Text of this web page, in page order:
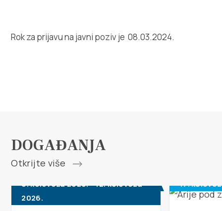
Rok za prijavu na javni poziv je 08.03.2024.
DOGAĐANJA
Otkrijte više
6. kolovoza 2026. - 12. kolovoza
2026.
17.